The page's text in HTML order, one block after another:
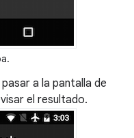
a la pantalla de
el resultado.